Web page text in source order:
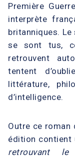
Première
interprète
britanniques.
se sont tus,
retrouvent
tentent
littérature,
d’intelligence.
Outre ce roman
édition contient
retrouvant le